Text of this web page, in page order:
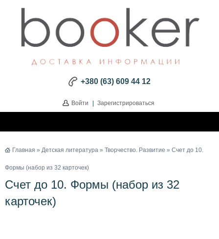
+380 (63) 609 44 12
Войти | Зарегистрироваться
Главная » Детская литература » Творчество. Развитие » Счет до 10.
Формы (набор из 32 карточек)
Счет до 10. Формы (набор из 32
карточек)